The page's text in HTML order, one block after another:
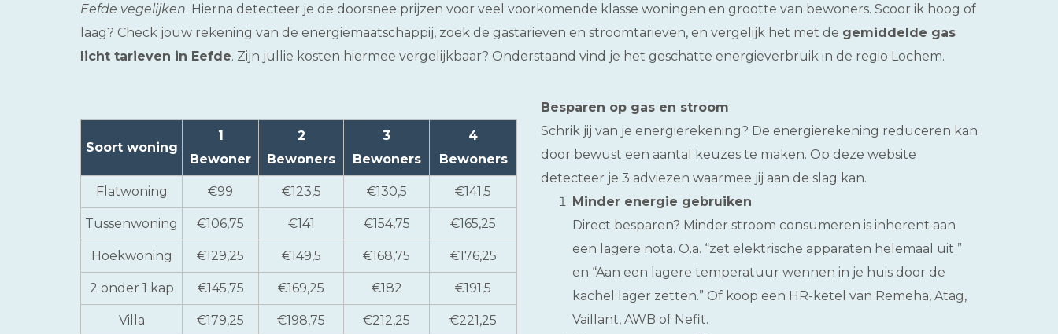
Eefde vegelijken. Hierna detecteer je de doorsnee prijzen voor veel voorkomende klasse woningen en grootte van bewoners. Scoor ik hoog of
laag? Check jouw rekening van de energiemaatschappij, zoek de gastarieven en stroomtarieven, en vergelijk het met de gemiddelde gas
licht tarieven in Eefde. Zijn jullie kosten hiermee vergelijkbaar? Onderstaand vind je het geschatte energieverbruik in de regio Lochem.
Soort woning
1
Bewoner
2
Bewoners
3
Bewoners
4
Bewoners
Flatwoning €99 €123,5 €130,5 €141,5
Tussenwoning €106,75 €141 €154,75 €165,25
Hoekwoning €129,25 €149,5 €168,75 €176,25
2 onder 1 kap €145,75 €169,25 €182 €191,5
Villa €179,25 €198,75 €212,25 €221,25
Besparen op gas en stroom
Schrik jij van je energierekening? De energierekening reduceren kan
door bewust een aantal keuzes te maken. Op deze website
detecteer je 3 adviezen waarmee jij aan de slag kan.
Minder energie gebruiken
Direct besparen? Minder stroom consumeren is inherent aan
een lagere nota. O.a. “zet elektrische apparaten helemaal uit ”
en “Aan een lagere temperatuur wennen in je huis door de
kachel lager zetten.” Of koop een HR-ketel van Remeha, Atag,
Vaillant, AWB of Nefit.